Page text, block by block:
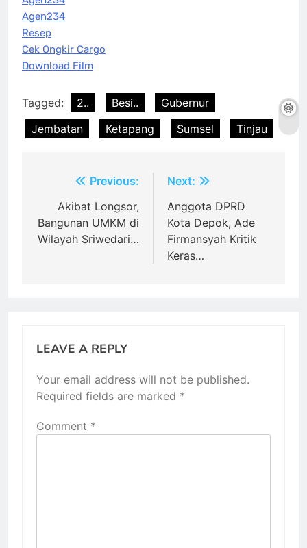
Agen234
Resep
Cek Ongkir Cargo
Download Film
Tagged: 2.. Besi..
Gubernur
Jembatan
Ketapang Sumsel Tinjau
navigation
Previous:
Akibat Longsor,
Bangunan UMKM di
Wilayah Sriwedari…
Next:
Anggota DPRD
Kota Depok, Ade
Firmansyah Kritik
Keras…
LEAVE A REPLY
Your email address will not be published.
Required fields are marked *
Comment *